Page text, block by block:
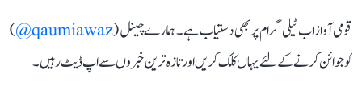
قومی آواز اب ٹیلی گرام پر بھی دستیاب ہے۔ ہمارے چینل (qaumiawaz@
)
کو جوائن کرنے کے لئے یہاں کلک کریں اور تازہ ترین خبروں سے اپ ڈیٹ رہیں۔